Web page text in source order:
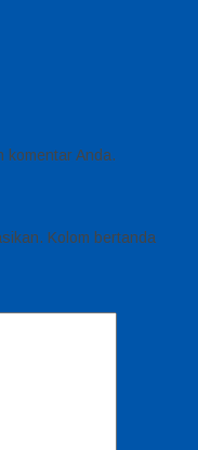
komentar Anda.
Kolom bertanda